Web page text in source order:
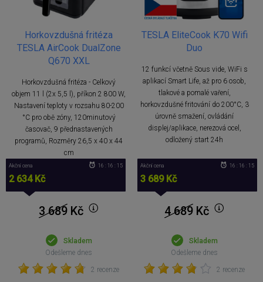
Horkovzdušná fritéza
TESLA AirCook DualZone
Q670 XXL
Horkovzdušná fritéza - Celkový
objem 11 l (2x 5,5 l), příkon 2 800 W,
Nastavení teploty v rozsahu 80-200
°C pro obě zóny, 120minutový
časovač, 9 přednastavených
programů, Rozměry 26,5 x 40 x 44
cm
Akční cena
2 634 Kč
16 : 16 : 14
3 689 Kč
Skladem
Odešleme dnes
2 recenze
TESLA EliteCook K70 Wifi
Duo
12 funkcí včetně Sous vide, WiFi s
aplikací Smart Life, až pro 6 osob,
tlakové a pomalé vaření,
horkovzdušné fritování do 200°C, 3
úrovně smažení, ovládání
displej/aplikace, nerezová ocel,
odložený start 24h
Akční cena
3 689 Kč
16 : 16 : 14
4 689 Kč
Skladem
Odešleme dnes
2 recenze